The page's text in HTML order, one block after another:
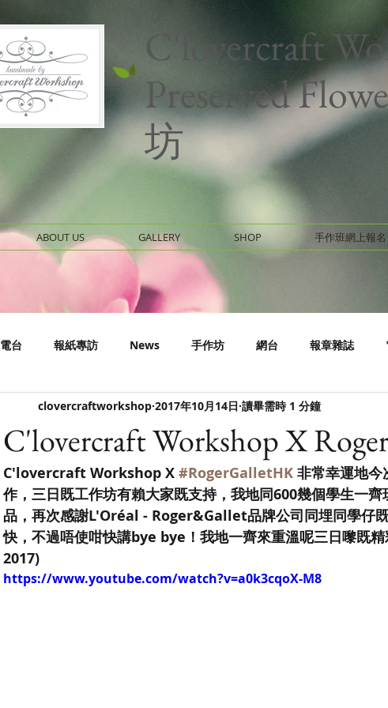
C'lovercraft
Preserved
坊
ABOUT US GALLERY SHOP 手作班網上報名
電台 報紙專訪 News 手作坊 網台 報章雜誌
C'lovercraft Workshop X
clovercraftworkshop 2017年10月14日 讀畢需時 1 分鐘
C'lovercraft Workshop X #RogerGalletHK 非常幸運地
作，三日既工作坊有賴大家既支持，我地同600幾個學生一
品，再次感謝L'Oréal - Roger&Gallet品牌公司同埋同學仔
快，不過唔使咁快講bye bye！我地一齊來重溫呢三日嚟既
2017)
https://www.youtube.com/watch?v=a0k3cqoX-M8